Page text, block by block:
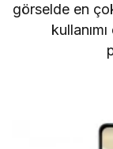
görselde en